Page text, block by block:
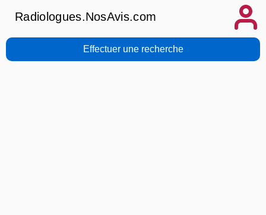
Radiologues.NosAvis.com
Effectuer une recherche